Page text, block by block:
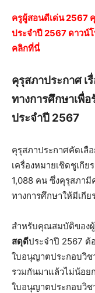
ครูผู้สอนดีเด่น 2567
ประจำปี 2567 ดาว
คลิกที่นี่
คุรุสภาประกาศ เ
ทางการศึกษาเพื่
ประจำปี 2567
คุรุสภาประกาศคัดเลื
เครื่องหมายเชิดชูเกีย
1,088 คน ซึ่งคุรุสภา
ทางการศึกษาให้มีเกี
สำหรับคุณสมบัติของผู้
สดุดีประจำปี 2567 ต้
ใบอนุญาตประกอบวิช
รวมกันมาแล้วไม่น้อย
ใบอนุญาตประกอบวิช